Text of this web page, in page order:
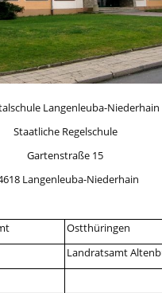
Langenleuba-Niederhain
Staatliche Regelschule
Gartenstraße 15
Langenleuba-Niederhain
Ostthüringen
Landratsamt